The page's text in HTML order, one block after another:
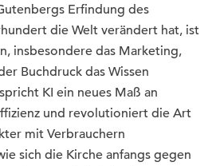
Erfindung des
die Welt verändert hat, ist
insbesondere das Marketing,
Buchdruck das Wissen
KI ein neues Maß an
und revolutioniert die Art
mit Verbrauchern
sich die Kirche anfangs gegen